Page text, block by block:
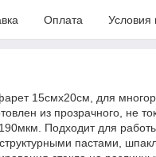
Оплата Условия
15смх20см, для
из прозрачного, не
Подходит для
пастами,